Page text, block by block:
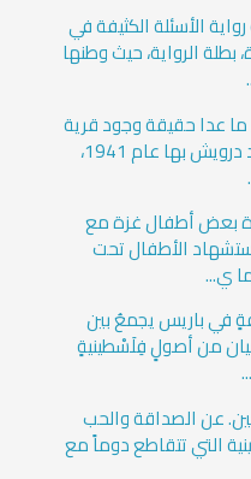
الأسئلة الكثيفة في
الرواية، حيث وطنها
ما عدا حقيقة وجود قرية
البروة وولادة الشاعر محمود درويش بها عام 1941،
بعض أطفال غزة مع
الأطفال تحت
ي...
في باريس يجمعُ بين
من أصولٍ فِلَسْطينيةٍ
عن الصداقة والحب
التي تتقاطع دوماً مع